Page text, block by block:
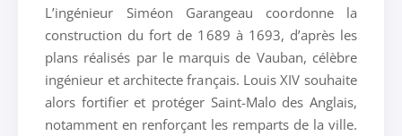
L’ingénieur Siméon Garangeau coordonne la
construction du fort de 1689 à 1693, d’après les
plans réalisés par le marquis de Vauban, célèbre
ingénieur et architecte français. Louis XIV souhaite
alors fortifier et protéger Saint-Malo des Anglais,
notamment en renforçant les remparts de la ville.